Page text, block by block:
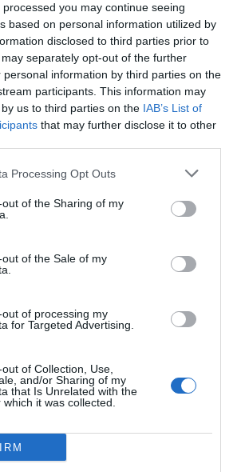
you may continue seeing
based on personal information utilized by
disclosed to third parties prior to
separately opt-out of the further
personal information by third parties on the
participants. This information may
us to third parties on the IAB’s List of
that may further disclose it to other
Processing Opt Outs
of the Sharing of my
of the Sale of my
of processing my
for Targeted Advertising.
of Collection, Use,
and/or Sharing of my
that Is Unrelated with the
it was collected.